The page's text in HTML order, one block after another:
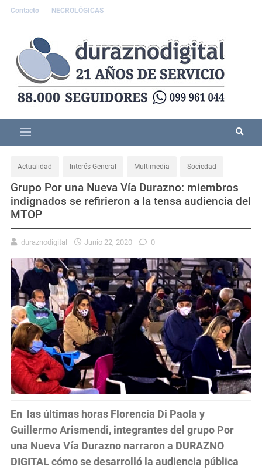
Contacto NECROLÓGICAS
Actualidad Interés General Multimedia Sociedad
Grupo Por una Nueva Vía Durazno: miembros
indignados se refirieron a la tensa audiencia del
MTOP
duraznodigital Junio 22, 2020 0
En las últimas horas Florencia Di Paola y
Guillermo Arismendi, integrantes del grupo Por
una Nueva Vía Durazno narraron a DURAZNO
DIGITAL cómo se desarrolló la audiencia pública